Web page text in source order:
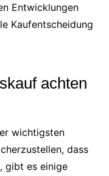
Entwicklungen
Kaufentscheidung
achten
wichtigsten
dass
gibt es einige